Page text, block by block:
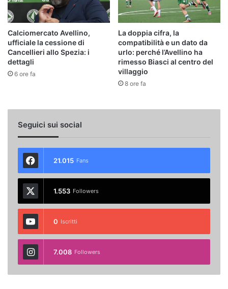
Calciomercato Avellino,
ufficiale la cessione di
Cancellieri allo Spezia: i
dettagli
6 ore fa
La doppia cifra, la
compatibilità e un dato da
urlo: perché l’Avellino ha
rimesso Biasci al centro del
villaggio
8 ore fa
Seguici sui social
21.015 Fans
1.553 Followers
0 Iscritti
7.008 Followers